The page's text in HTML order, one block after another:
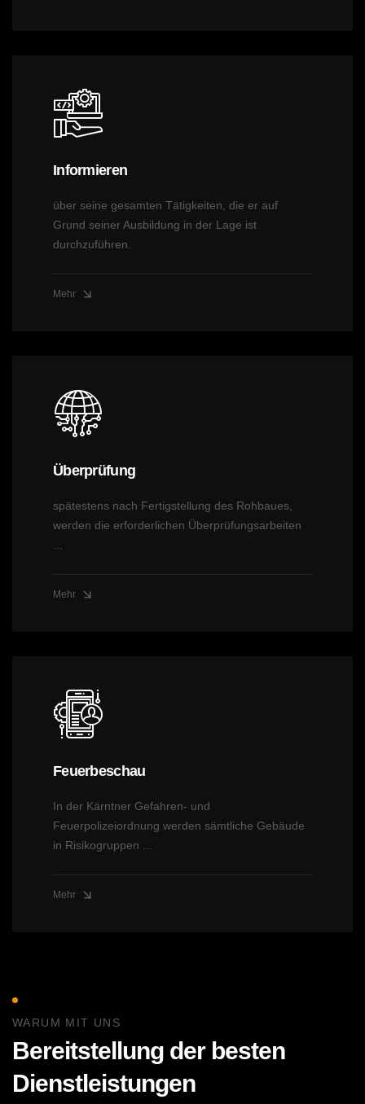
Informieren
über seine gesamten Tätigkeiten, die er auf
Grund seiner Ausbildung in der Lage ist
durchzuführen.
Mehr
Überprüfung
spätestens nach Fertigstellung des Rohbaues,
werden die erforderlichen Überprüfungsarbeiten
Mehr
Feuerbeschau
In der Kärntner Gefahren- und
Feuerpolizeiordnung werden sämtliche Gebäude
in Risikogruppen ...
Mehr
WARUM MIT UNS
Bereitstellung der besten
Dienstleistungen